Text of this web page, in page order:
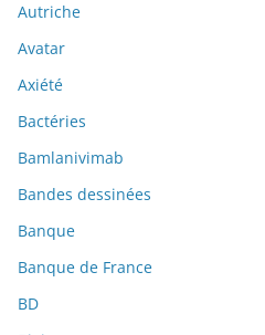
Autriche
Avatar
Axiété
Bactéries
Bamlanivimab
Bandes dessinées
Banque
Banque de France
BD